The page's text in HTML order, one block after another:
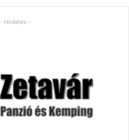
- Hirdetés -